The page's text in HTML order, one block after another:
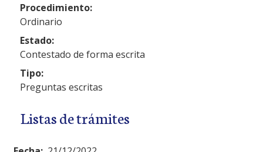
Procedimiento:
Ordinario
Estado:
Contestado de forma escrita
Tipo:
Preguntas escritas
Listas de trámites